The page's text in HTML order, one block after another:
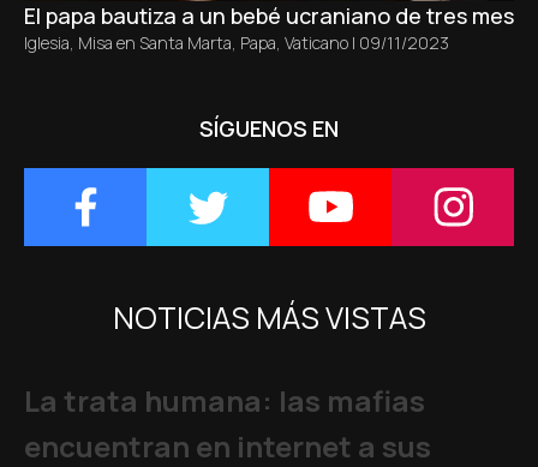
El papa bautiza a un bebé ucraniano de tres
Iglesia, Misa en Santa Marta, Papa, Vaticano | 09/11/2023
SÍGUENOS EN
NOTICIAS MÁS VISTAS
La trata humana: las mafias
encuentran en internet a sus